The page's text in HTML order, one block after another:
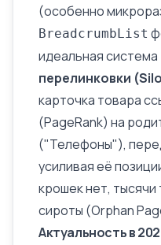
(особенно
BreadcrumbList
идеальная система
перелинковки
карточка товара
(PageRank) на
("Телефоны"),
усиливая её
крошек нет, тысячи
сироты (Orphan
Актуальность в